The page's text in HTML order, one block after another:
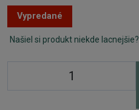
Vypredané
Našiel si produkt niekde lacnejšie?